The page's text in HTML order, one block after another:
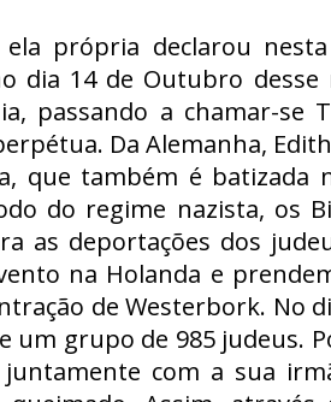
própria declarou
dia 14 de Outubro desse
passando a chamar-se
Da Alemanha,
que também é batizada
do regime nazista, os
as deportações dos
na Holanda e
de Westerbork. No
um grupo de 985 judeus.
com a sua